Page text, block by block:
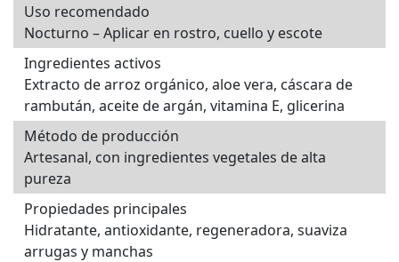
Uso recomendado
Nocturno – Aplicar en rostro, cuello y escote
Ingredientes activos
Extracto de arroz orgánico, aloe vera, cáscara de
rambután, aceite de argán, vitamina E, glicerina
Método de producción
Artesanal, con ingredientes vegetales de alta
pureza
Propiedades principales
Hidratante, antioxidante, regeneradora, suaviza
arrugas y manchas